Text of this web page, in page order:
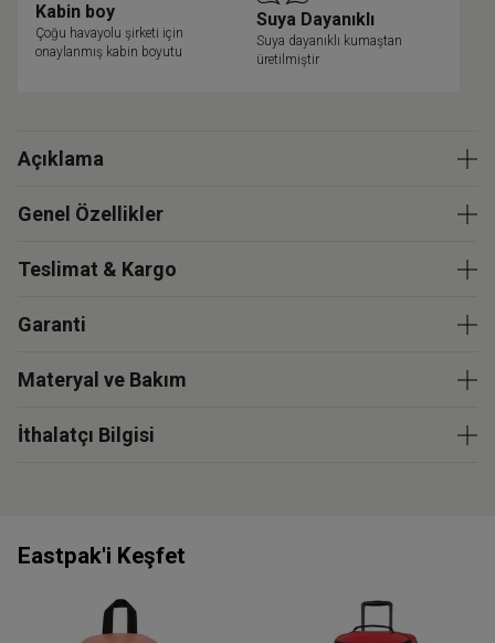
Kabin boy
Çoğu havayolu şirketi için
onaylanmış kabin boyutu
Suya Dayanıklı
Suya dayanıklı kumaştan
üretilmiştir
Açıklama
Genel Özellikler
Teslimat & Kargo
Garanti
Materyal ve Bakım
İthalatçı Bilgisi
Eastpak'i Keşfet